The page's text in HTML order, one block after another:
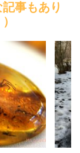
事もあり